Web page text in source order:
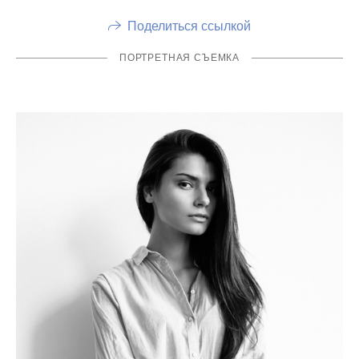
Поделиться ссылкой
ПОРТРЕТНАЯ СЪЕМКА